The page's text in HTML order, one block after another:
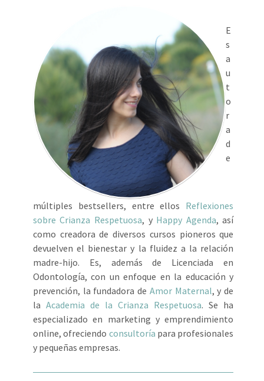
E
s
a
u
t
o
r
a
d
e
múltiples bestsellers, entre ellos Reflexiones
sobre Crianza Respetuosa, y Happy Agenda, así
como creadora de diversos cursos pioneros que
devuelven el bienestar y la fluidez a la relación
madre-hijo. Es, además de Licenciada en
Odontología, con un enfoque en la educación y
prevención, la fundadora de Amor Maternal, y de
la Academia de la Crianza Respetuosa. Se ha
especializado en marketing y emprendimiento
online, ofreciendo consultoría para profesionales
y pequeñas empresas.